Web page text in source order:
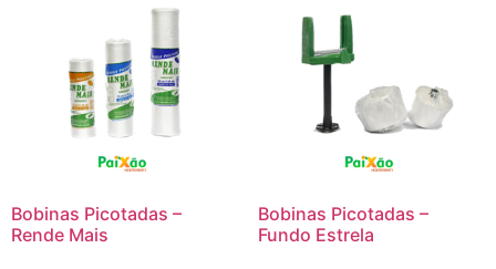
Bobinas Picotadas –
Rende Mais
Bobinas Picotadas –
Fundo Estrela